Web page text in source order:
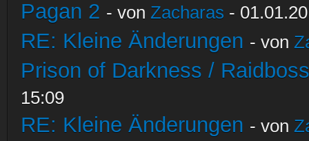
Pagan 2 - von Zacharas -
RE: Kleine Änderungen - von
Prison of Darkness /
15:09
RE: Kleine Änderungen - von